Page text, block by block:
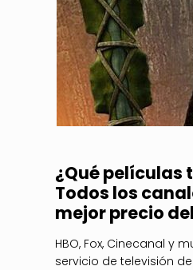
¿Qué películas
Todos los
mejor precio
HBO, Fox, Cinecanal y
servicio de televisión